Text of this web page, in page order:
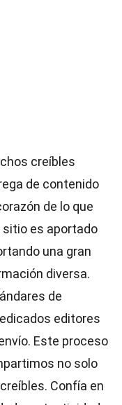
creíbles
de contenido
de lo que
sitio es aportado
una gran
diversa.
de
editores
Este proceso
no solo
Confía en